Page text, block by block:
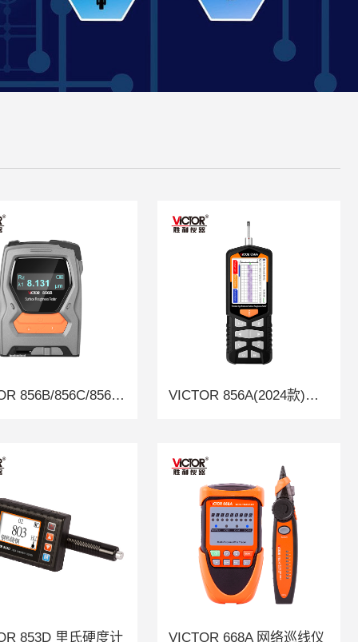
VICTOR 856B/856C/856D 表面粗糙度仪 VICTOR 856A(2024款)粗糙度仪
853D 里氏硬度计 VICTOR 668A 网络巡线仪